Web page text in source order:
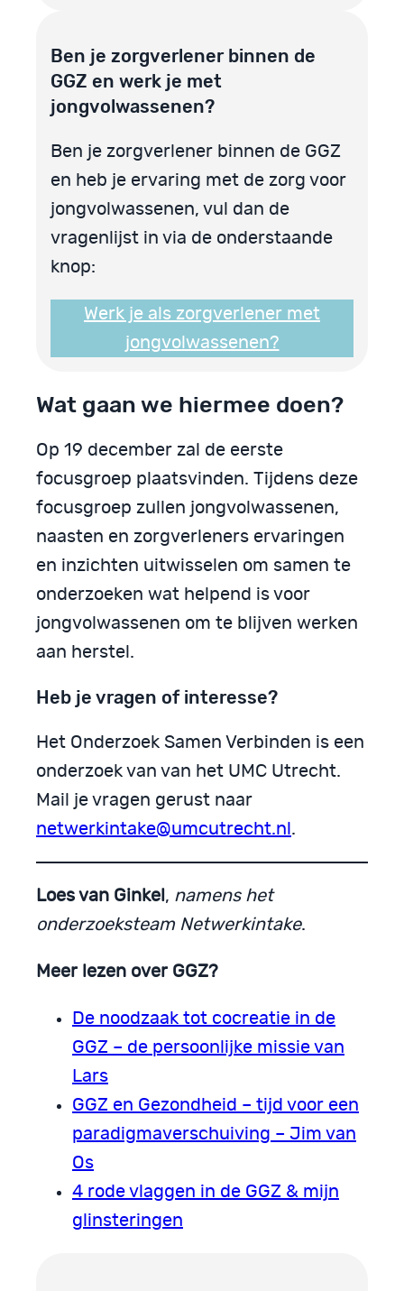
Ben je zorgverlener binnen de
GGZ en werk je met
jongvolwassenen?
Ben je zorgverlener binnen de GGZ
en heb je ervaring met de zorg voor
jongvolwassenen, vul dan de
vragenlijst in via de onderstaande
knop:
Werk je als zorgverlener met
jongvolwassenen?
Wat gaan we hiermee doen?
Op 19 december zal de eerste
focusgroep plaatsvinden. Tijdens deze
focusgroep zullen jongvolwassenen,
naasten en zorgverleners ervaringen
en inzichten uitwisselen om samen te
onderzoeken wat helpend is voor
jongvolwassenen om te blijven werken
aan herstel.
Heb je vragen of interesse?
Het Onderzoek Samen Verbinden is een
onderzoek van van het UMC Utrecht.
Mail je vragen gerust naar
netwerkintake@umcutrecht.nl .
Loes van Ginkel, namens het
onderzoeksteam Netwerkintake.
Meer lezen over GGZ?
De noodzaak tot cocreatie in de
GGZ – de persoonlijke missie van
Lars
GGZ en Gezondheid – tijd voor een
paradigmaverschuiving – Jim van
Os
4 rode vlaggen in de GGZ & mijn
glinsteringen